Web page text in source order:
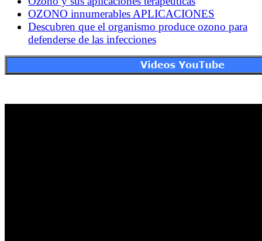
OZONO innumerables APLICACIONES
Descubren que el organismo produce ozono para
defenderse de las infecciones